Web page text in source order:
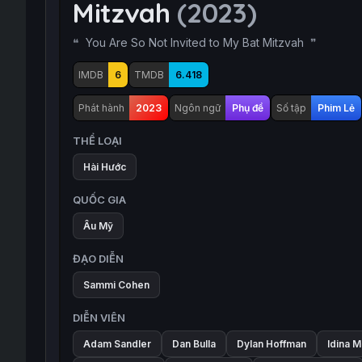
Mitzvah (2023)
You Are So Not Invited to My Bat Mitzvah
IMDB 6 TMDB 6.418
Phát hành 2023 Ngôn ngữ Phụ đề Số tập Phim Lẻ
THỂ LOẠI
Hài Hước
QUỐC GIA
Âu Mỹ
ĐẠO DIỄN
Sammi Cohen
DIỄN VIÊN
Adam Sandler Dan Bulla Dylan Hoffman Idina